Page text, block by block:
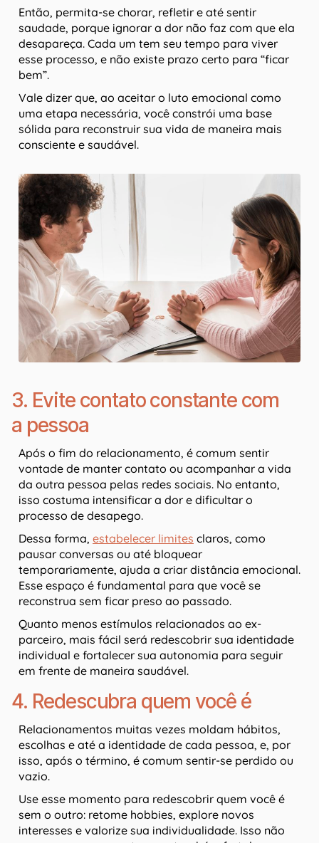
Então, permita-se chorar, refletir e até sentir
saudade, porque ignorar a dor não faz com que ela
desapareça. Cada um tem seu tempo para viver
esse processo, e não existe prazo certo para “ficar
bem”.
Vale dizer que, ao aceitar o luto emocional como
uma etapa necessária, você constrói uma base
sólida para reconstruir sua vida de maneira mais
consciente e saudável.
3. Evite contato constante com
a pessoa
Após o fim do relacionamento, é comum sentir
vontade de manter contato ou acompanhar a vida
da outra pessoa pelas redes sociais. No entanto,
isso costuma intensificar a dor e dificultar o
processo de desapego.
Dessa forma, estabelecer limites claros, como
pausar conversas ou até bloquear
temporariamente, ajuda a criar distância emocional.
Esse espaço é fundamental para que você se
reconstrua sem ficar preso ao passado.
Quanto menos estímulos relacionados ao ex-
parceiro, mais fácil será redescobrir sua identidade
individual e fortalecer sua autonomia para seguir
em frente de maneira saudável.
4. Redescubra quem você é
Relacionamentos muitas vezes moldam hábitos,
escolhas e até a identidade de cada pessoa, e, por
isso, após o término, é comum sentir-se perdido ou
vazio.
Use esse momento para redescobrir quem você é
sem o outro: retome hobbies, explore novos
interesses e valorize sua individualidade. Isso não